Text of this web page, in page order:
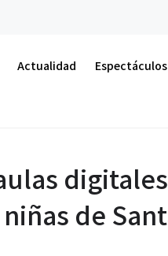
Actualidad Espectáculos
de